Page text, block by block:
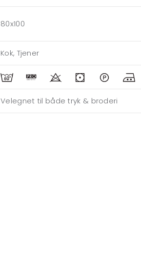
80x100
Kok, Tjener
Velegnet til både tryk & broderi